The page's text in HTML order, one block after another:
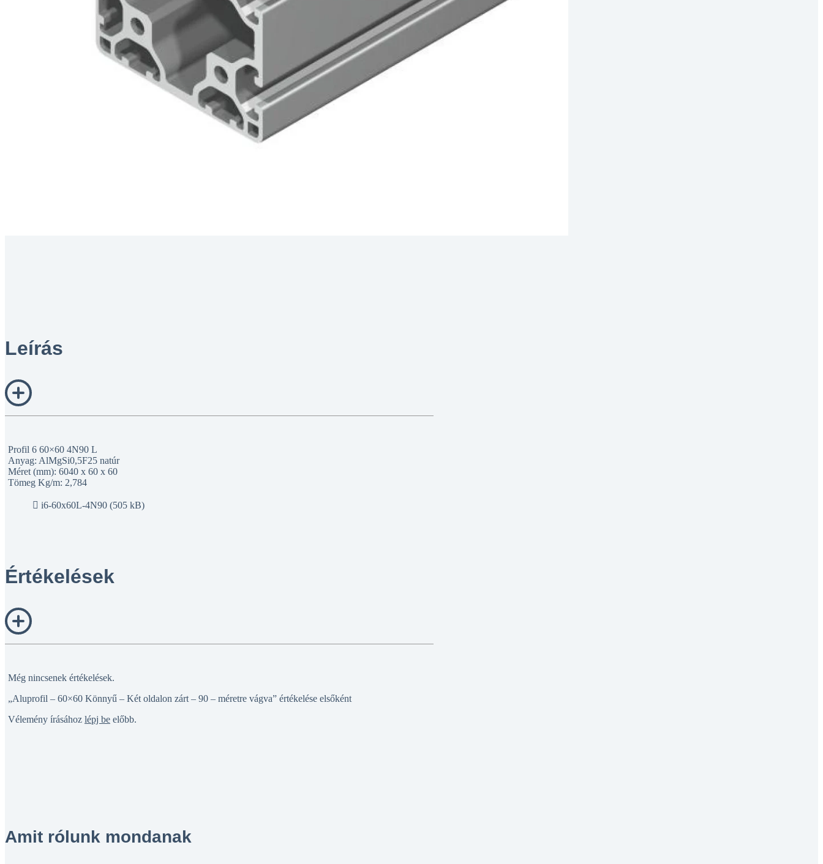
Leírás
Profil 6 60×60 4N90 L
Anyag: AlMgSi0,5F25 natúr
Méret (mm): 6040 x 60 x 60
Tömeg Kg/m: 2,784
i6-60x60L-4N90 (505 kB)
Értékelések
Még nincsenek értékelések.
„Aluprofil – 60×60 Könnyű – Két oldalon zárt – 90 – méretre vágva” értékelése elsőként
Vélemény írásához lépj be előbb.
Amit rólunk mondanak